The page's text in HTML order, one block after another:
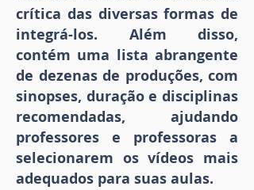
crítica das diversas formas de
integrá-los. Além disso,
contém uma lista abrangente
de dezenas de produções, com
sinopses, duração e disciplinas
recomendadas, ajudando
professores e professoras a
selecionarem os vídeos mais
adequados para suas aulas.